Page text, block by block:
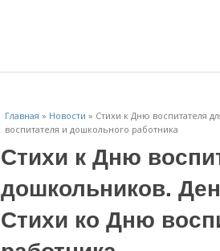
Главная » Новости » Стихи к Дню воспитателя
воспитателя и дошкольного работника
Стихи к Дню
дошкольников.
Стихи ко Дню